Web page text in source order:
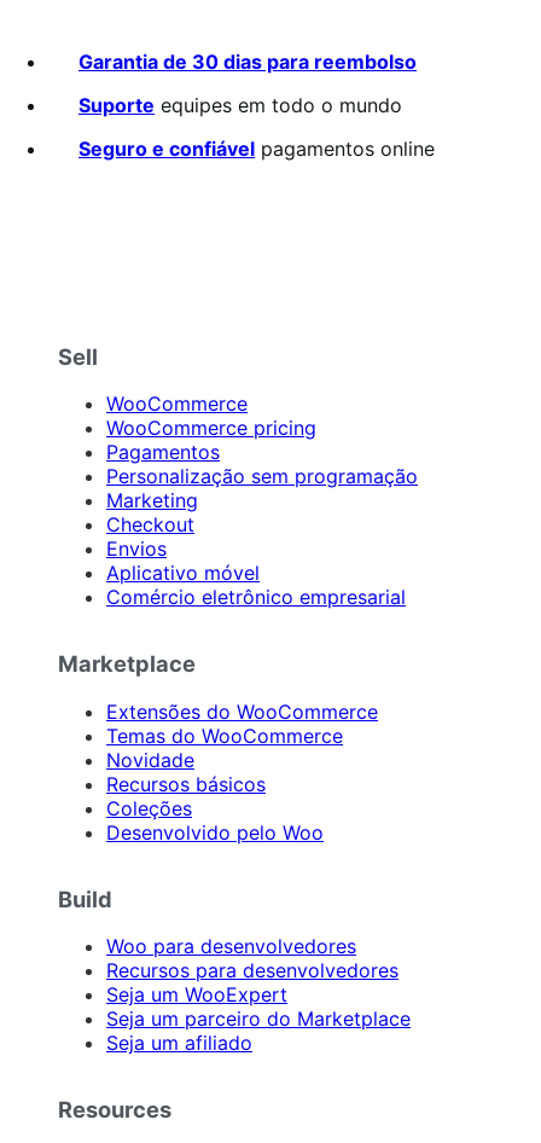
Garantia de 30 dias para reembolso
Suporte equipes em todo o mundo
Seguro e confiável pagamentos online
Sell
WooCommerce
WooCommerce pricing
Pagamentos
Personalização sem programação
Marketing
Checkout
Envios
Aplicativo móvel
Comércio eletrônico empresarial
Marketplace
Extensões do WooCommerce
Temas do WooCommerce
Novidade
Recursos básicos
Coleções
Desenvolvido pelo Woo
Build
Woo para desenvolvedores
Recursos para desenvolvedores
Seja um WooExpert
Seja um parceiro do Marketplace
Seja um afiliado
Resources